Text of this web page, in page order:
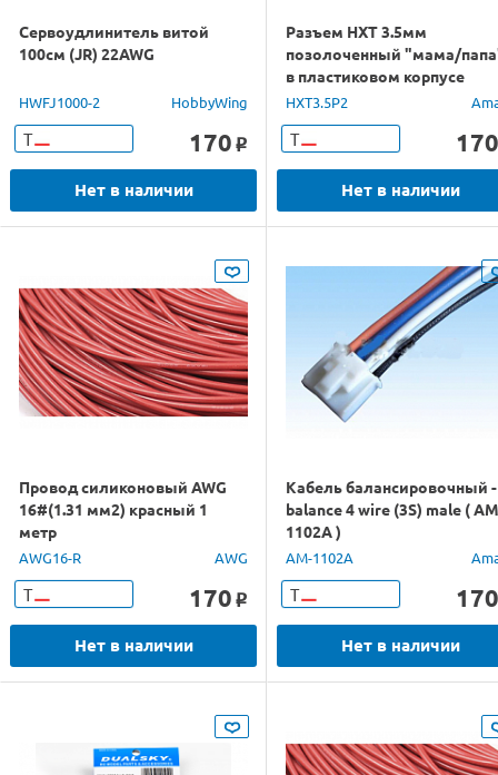
Сервоудлинитель витой
100см (JR) 22AWG
HWFJ1000-2 HobbyWing
Т 170 o
Нет в наличии
Разъем HXT 3.5мм
позолоченный "мама/
в пластиковом корпусе
(1пара)
HXT3.5P2
Т 170
Нет в наличии
Провод силиконовый AWG
16#(1.31 мм2) красный 1
метр
AWG16-R AWG
Т 170 o
Нет в наличии
Кабель балансировочный -
balance 4 wire (3S) male (
1102A )
AM-1102A
Т 170
Нет в наличии